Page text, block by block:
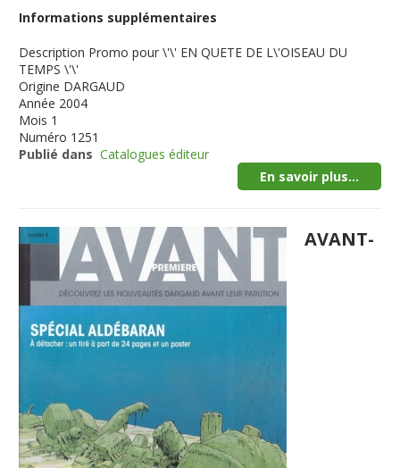
Informations supplémentaires
Description Promo pour \'\' EN QUETE DE L\'OISEAU DU
TEMPS \'\'
Origine DARGAUD
Année 2004
Mois 1
Numéro 1251
Publié dans Catalogues éditeur
En savoir plus...
AVANT-